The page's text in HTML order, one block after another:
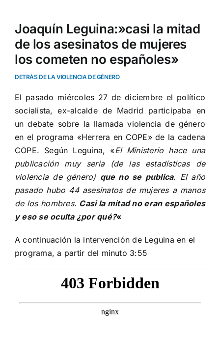
Joaquín Leguina:»casi la mitad
de los asesinatos de mujeres
los cometen no españoles»
DETRÁS DE LA VIOLENCIA DE GÉNERO
El pasado miércoles 27 de diciembre el político
socialista, ex-alcalde de Madrid participaba en
un debate sobre la llamada violencia de género
en el programa «Herrera en COPE» de la cadena
COPE. Según Leguina, «El Ministerio hace una
publicación muy seria (de las estadísticas de
violencia de género) que no se publica. El año
pasado hubo 44 asesinatos de mujeres a manos
de los hombres. Casi la mitad no eran españoles
y eso se oculta ¿por qué?«
A continuación la intervención de Leguina en el
programa, a partir del minuto 3:55